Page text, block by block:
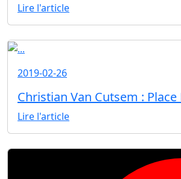
Lire l'article
2019-02-26
Christian Van Cutsem :
Lire l'article